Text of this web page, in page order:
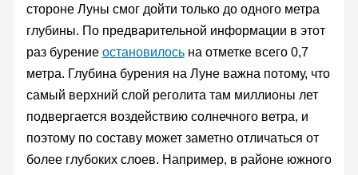
стороне Луны смог дойти только до одного метра
глубины. По предварительной информации в этот
раз бурение остановилосьна отметке всего 0,7
метра. Глубина бурения на Луне важна потому, что
самый верхний слой реголита там миллионы лет
подвергается воздействию солнечного ветра, и
поэтому по составу может заметно отличаться от
более глубоких слоев. Например, в районе южного